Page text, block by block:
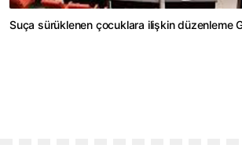
Suça sürüklenen çocuklara ilişkin düzenleme